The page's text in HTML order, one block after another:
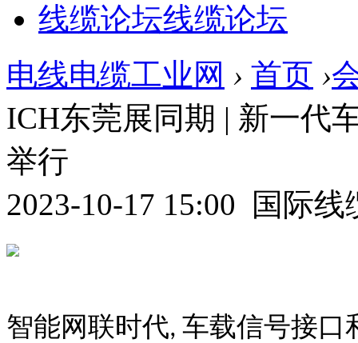
线缆论坛线缆论坛
电线电缆工业网 › 首页 ›
ICH东莞展同期 | 新一代
举行
2023-10-17 15:00 国际
智能网联时代, 车载信号接口